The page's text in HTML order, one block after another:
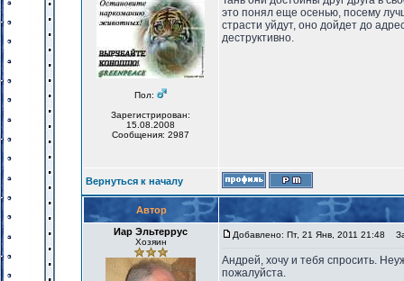
Пол:
Зарегистрирован:
15.08.2008
Сообщения: 2987
это понял еще осенью, посему
страсти уйдут, оно дойдет до
деструктивно.
Вернуться к началу
Автор
Иар Эльтеррус
Хозяин
Добавлено: Пт, 21 Янв, 2011 21:48
Андрей, хочу и тебя спросить.
пожалуйста.